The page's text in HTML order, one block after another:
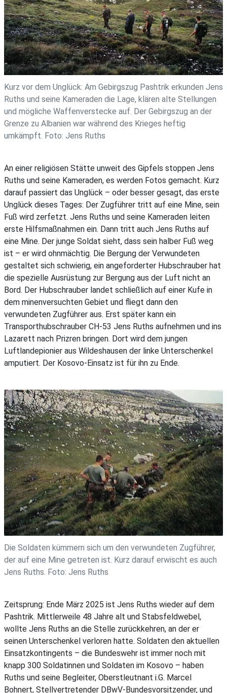
Kurz vor dem Unglück: Am Gebirgszug Pashtrik erkunden Jens
Ruths und seine Kameraden die Lage, klären alte Stellungen
und mögliche Waffenverstecke auf. Der Gebirgszug an der
Grenze zu Albanien war während des Krieges heftig
umkämpft. Foto: Jens Ruths
An einer religiösen Stätte unweit des Gipfels stoppen Jens
Ruths und seine Kameraden, es werden Fotos gemacht. Kurz
darauf passiert das Unglück – oder besser gesagt, das erste
Unglück dieses Tages: Der Zugführer tritt auf eine Mine, sein
Fuß wird zerfetzt. Jens Ruths und seine Kameraden leiten
erste Hilfsmaßnahmen ein. Dann tritt auch Jens Ruths auf
eine Mine. Der junge Soldat sieht, dass sein halber Fuß weg
ist – er wird ohnmächtig. Die Bergung der Verwundeten
gestaltet sich schwierig, ein angeforderter Hubschrauber hat
die spezielle Ausrüstung zur Bergung aus der Luft nicht an
Bord. Der Hubschrauber landet schließlich auf einer Kufe in
dem minenversuchten Gebiet und fliegt dann den
verwundeten Zugführer aus. Erst später kann ein
Transporthubschrauber CH-53 Jens Ruths aufnehmen und ins
Lazarett nach Prizren bringen. Dort wird dem jungen
Luftlandepionier aus Wildeshausen der linke Unterschenkel
amputiert. Der Kosovo-Einsatz ist für ihn zu Ende.
Die Soldaten kümmern sich um den verwundeten Zugführer,
der auf eine Mine getreten ist. Kurz darauf erwischt es auch
Jens Ruths. Foto: Jens Ruths
Zeitsprung: Ende März 2025 ist Jens Ruths wieder auf dem
Pashtrik. Mittlerweile 48 Jahre alt und Stabsfeldwebel,
wollte Jens Ruths an die Stelle zurückkehren, an der er
seinen Unterschenkel verloren hatte. Soldaten den aktuellen
Einsatzkontingents – die Bundeswehr ist immer noch mit
knapp 300 Soldatinnen und Soldaten im Kosovo – haben
Ruths und seine Begleiter, Oberstleutnant i.G. Marcel
Bohnert, Stellvertretender DBwV-Bundesvorsitzender, und